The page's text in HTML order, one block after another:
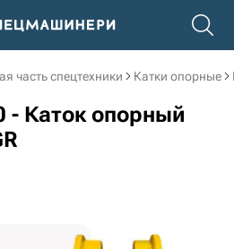
часть спецтехники Катки опорные
- Каток опорный